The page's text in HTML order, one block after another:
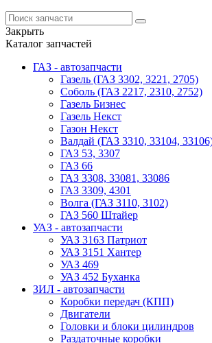
Закрыть
Каталог запчастей
ГАЗ - автозапчасти
Газель (ГАЗ 3302, 3221, 2705)
Соболь (ГАЗ 2217, 2310, 2752)
Газель Бизнес
Газель Некст
Газон Некст
Валдай (ГАЗ 3310, 33104,
ГАЗ 53, 3307
ГАЗ 66
ГАЗ 3308, 33081, 33086
ГАЗ 3309, 4301
Волга (ГАЗ 3110, 3102)
ГАЗ 560 Штайер
УАЗ - автозапчасти
УАЗ 3163 Патриот
УАЗ 3151 Хантер
УАЗ 469
УАЗ 452 Буханка
ЗИЛ - автозапчасти
Коробки передач (КПП)
Двигатели
Головки и блоки цилиндров
Раздаточные коробки